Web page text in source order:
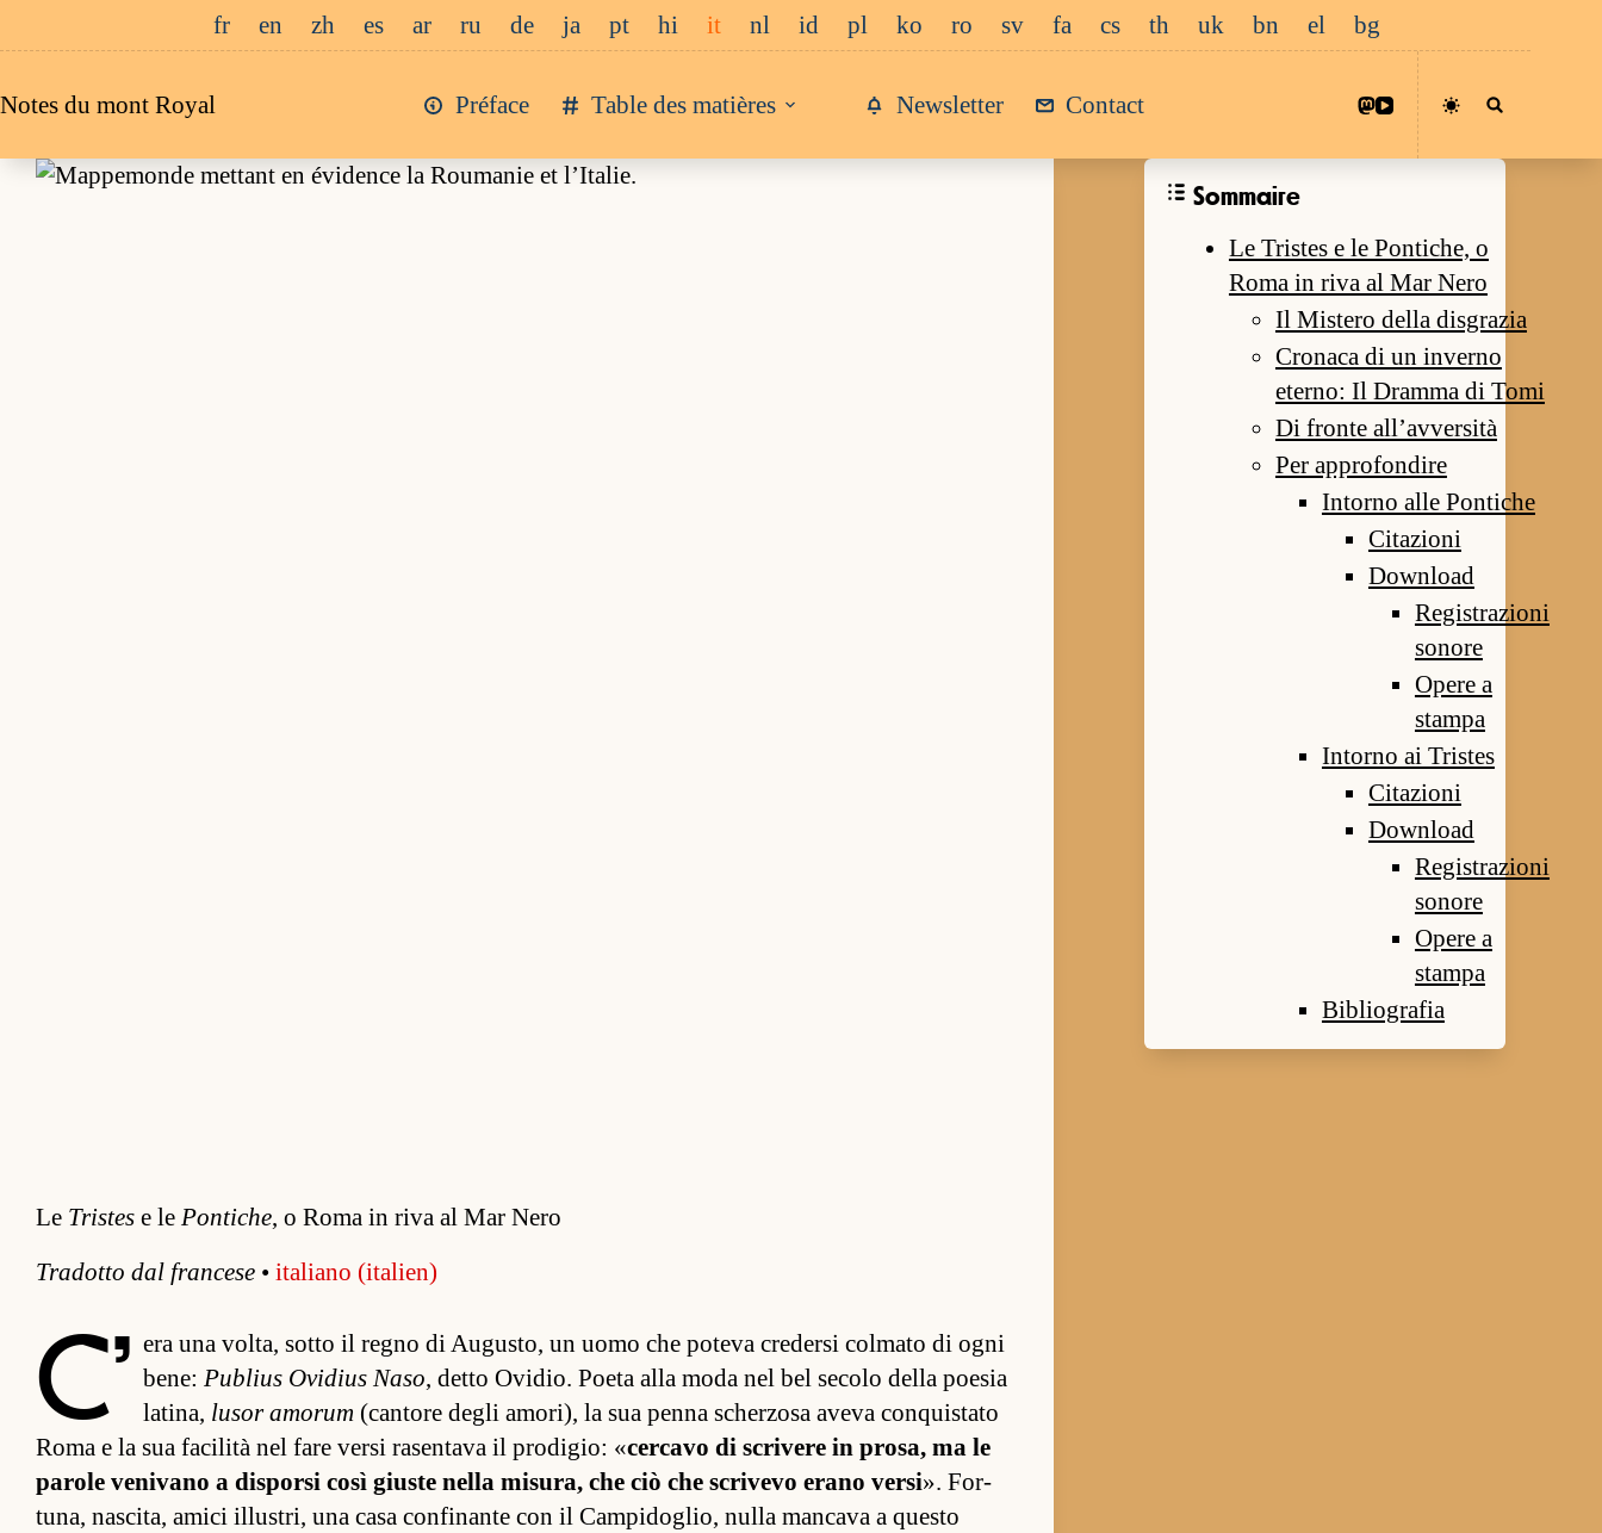
au
fr en zh es ar ru de ja pt hi it nl id pl ko ro sv fa cs th uk bn el bg
Notes du mont Royal Préface Table des matières Newsletter Contact
Le Tristes e le Pontiche, o Roma in riva al Mar Nero
Tradotto dal fran­cese • italiano (italien)
C’ era una vol­ta, sotto il regno di Augus­to, un uomo che poteva credersi col­mato di ogni
bene: Publius Ovidius Naso, detto Ovidio. Poeta alla moda nel bel secolo della poesia
la­tina, lusor amorum (can­tore degli amori), la sua penna scher­zosa aveva con­quis­tato
Roma e la sua facilità nel fare versi rasen­tava il prodigio: «cer­cavo di scrivere in prosa, ma le
pa­role venivano a di­sporsi così giuste nella misura, che ciò che scrivevo erano versi». For­
tuna, nascita, amici il­lus­tri, una casa con­finante con il Cam­pidoglio, nulla man­cava a questo
Sommaire
Le Tristes e le Pontiche, o
Roma in riva al Mar Nero
Il Mistero della disgrazia
Cronaca di un inverno
eterno: Il Dramma di Tomi
Di fronte all’avversità
Per approfondire
Intorno alle Pontiche
Citazioni
Download
Registrazioni
sonore
Opere a
stampa
Intorno ai Tristes
Citazioni
Download
Registrazioni
sonore
Opere a
stampa
Bibliografia